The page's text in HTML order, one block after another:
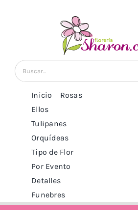
Buscar:
Inicio
Rosas
Inicio
Rosas
Ellos
Tulipanes
Orquídeas
Tipo de Flor
Por Evento
Detalles
Funebres